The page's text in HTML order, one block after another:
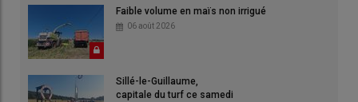
Faible volume en maïs non irrigué
06 août 2026
Sillé-le-Guillaume,
capitale du turf ce samedi